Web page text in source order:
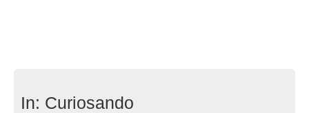
In: Curiosando